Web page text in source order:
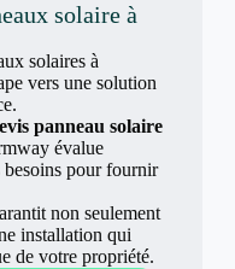
solaire à
solaires à
vers une solution
panneau solaire
évalue
besoins pour fournir
non seulement
installation qui
de votre propriété.